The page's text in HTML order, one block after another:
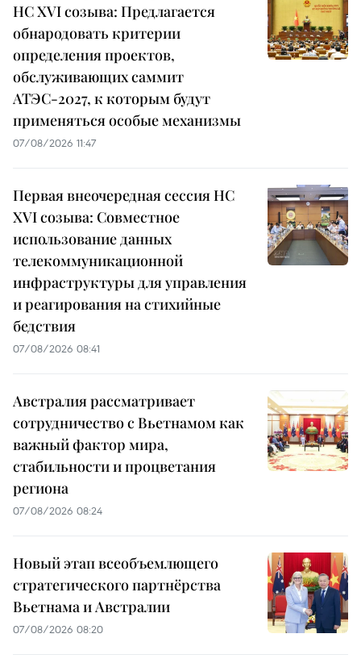
НС XVI созыва: Предлагается
обнародовать критерии
определения проектов,
обслуживающих саммит
АТЭС-2027, к которым будут
применяться особые механизмы
07/08/2026 11:47
Первая внеочередная сессия НС
XVI созыва: Совместное
использование данных
телекоммуникационной
инфраструктуры для управления
и реагирования на стихийные
бедствия
07/08/2026 08:41
Австралия рассматривает
сотрудничество с Вьетнамом как
важный фактор мира,
стабильности и процветания
региона
07/08/2026 08:24
Новый этап всеобъемлющего
стратегического партнёрства
Вьетнама и Австралии
07/08/2026 08:20